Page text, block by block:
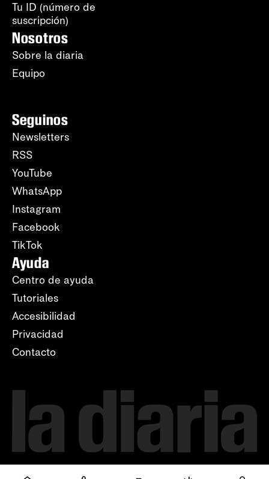
Tu ID (número de
suscripción)
Nosotros
Sobre la diaria
Equipo
Seguinos
Newsletters
RSS
YouTube
WhatsApp
Instagram
Facebook
TikTok
Ayuda
Centro de ayuda
Tutoriales
Accesibilidad
Privacidad
Contacto